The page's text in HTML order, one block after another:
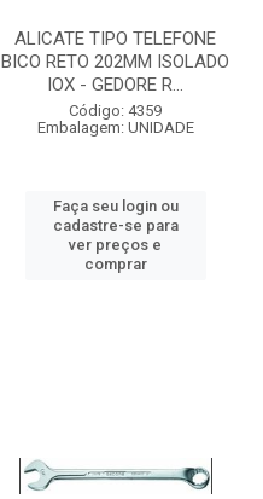
ALICATE TIPO TELEFONE
BICO RETO 202MM ISOLADO
IOX - GEDORE R...
Código: 4359
Embalagem: UNIDADE
Faça seu login ou
cadastre-se para
ver preços e
comprar